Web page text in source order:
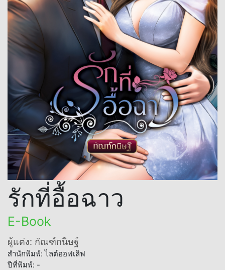
รักที่อื้อฉาว
E-Book
ผู้แต่ง: กัณฑ์กนิษฐ์
สำนักพิมพ์: ไลต์ออฟเลิฟ
ปีที่พิมพ์: -